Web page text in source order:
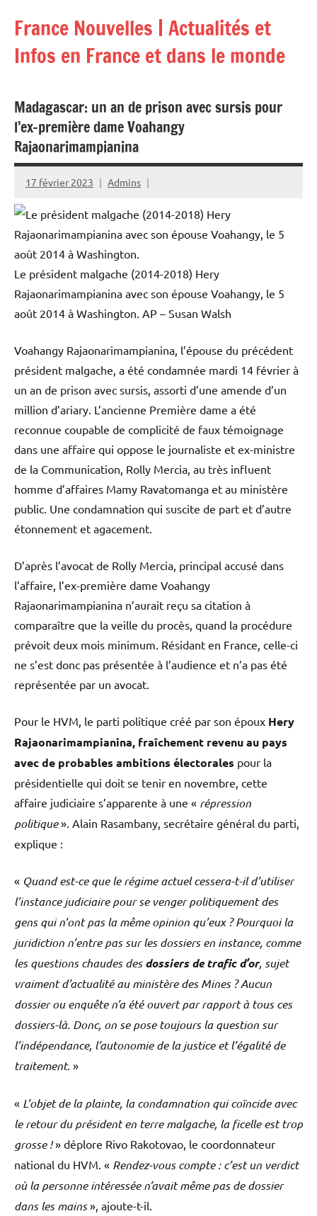
contenu
France Nouvelles | Actualités et
Infos en France et dans le monde
Madagascar: un an de prison avec sursis pour
l’ex-première dame Voahangy
Rajaonarimampianina
17 février 2023 Admins
Le président malgache (2014-2018) Hery
Rajaonarimampianina avec son épouse Voahangy, le 5
août 2014 à Washington. AP – Susan Walsh
Voahangy Rajaonarimampianina, l’épouse du précédent
président malgache, a été condamnée mardi 14 février à
un an de prison avec sursis, assorti d’une amende d’un
million d’ariary. L’ancienne Première dame a été
reconnue coupable de complicité de faux témoignage
dans une affaire qui oppose le journaliste et ex-ministre
de la Communication, Rolly Mercia, au très influent
homme d’affaires Mamy Ravatomanga et au ministère
public. Une condamnation qui suscite de part et d’autre
étonnement et agacement.
D’après l’avocat de Rolly Mercia, principal accusé dans
l’affaire, l’ex-première dame Voahangy
Rajaonarimampianina n’aurait reçu sa citation à
comparaître que la veille du procès, quand la procédure
prévoit deux mois minimum. Résidant en France, celle-ci
ne s’est donc pas présentée à l’audience et n’a pas été
représentée par un avocat.
Pour le HVM, le parti politique créé par son époux Hery
Rajaonarimampianina, fraîchement revenu au pays
avec de probables ambitions électorales pour la
présidentielle qui doit se tenir en novembre, cette
affaire judiciaire s’apparente à une « répression
politique». Alain Rasambany, secrétaire général du parti,
explique :
« Quand est-ce que le régime actuel cessera-t-il d’utiliser
l’instance judiciaire pour se venger politiquement des
gens qui n’ont pas la même opinion qu’eux ? Pourquoi la
juridiction n’entre pas sur les dossiers en instance, comme
les questions chaudes desdossiers de trafic d’or, sujet
vraiment d’actualité au ministère des Mines ? Aucun
dossier ou enquête n’a été ouvert par rapport à tous ces
dossiers-là. Donc, on se pose toujours la question sur
l’indépendance, l’autonomie de la justice et l’égalité de
traitement. »
« L’objet de la plainte, la condamnation qui coïncide avec
le retour du président en terre malgache, la ficelle est trop
grosse !» déplore Rivo Rakotovao, le coordonnateur
national du HVM. « Rendez-vous compte : c’est un verdict
où la personne intéressée n’avait même pas de dossier
dans les mains», ajoute-t-il.